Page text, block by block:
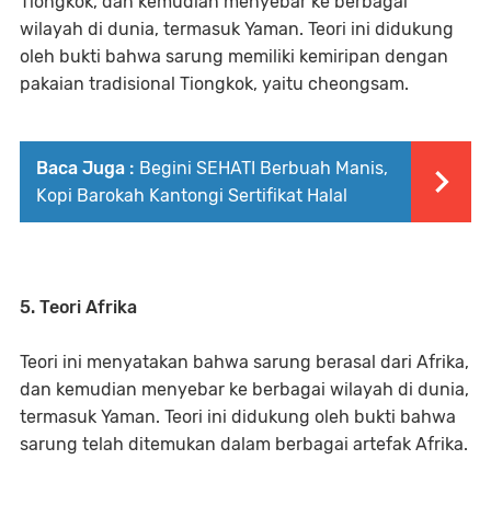
wilayah di dunia, termasuk Yaman. Teori ini didukung
oleh bukti bahwa sarung memiliki kemiripan dengan
pakaian tradisional Tiongkok, yaitu cheongsam.
Baca Juga : Begini SEHATI Berbuah Manis,
Kopi Barokah Kantongi Sertifikat Halal
5. Teori Afrika
Teori ini menyatakan bahwa sarung berasal dari Afrika,
dan kemudian menyebar ke berbagai wilayah di dunia,
termasuk Yaman. Teori ini didukung oleh bukti bahwa
sarung telah ditemukan dalam berbagai artefak Afrika.